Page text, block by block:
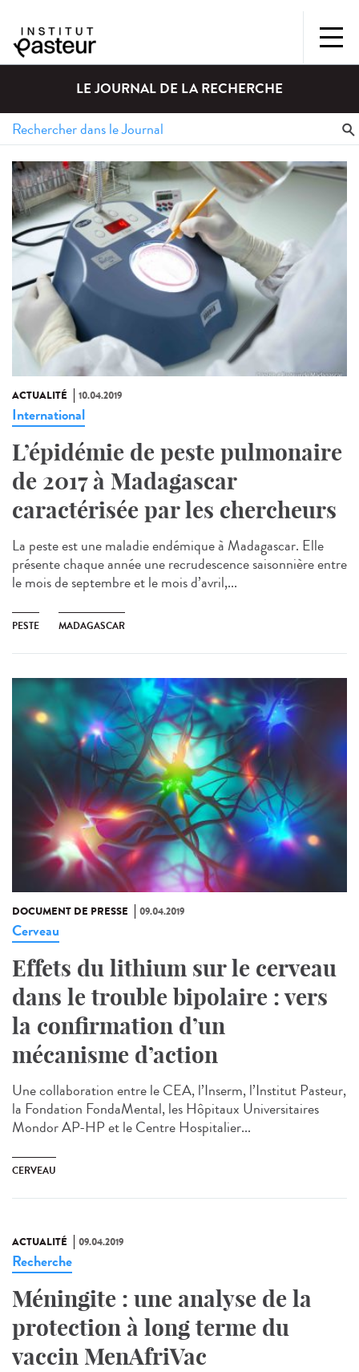
LE JOURNAL DE LA RECHERCHE
ACTUALITÉ 10.04.2019
International
L’épidémie de peste pulmonaire
de 2017 à Madagascar
caractérisée par les chercheurs
La peste est une maladie endémique à Madagascar. Elle
présente chaque année une recrudescence saisonnière entre
le mois de septembre et le mois d’avril,...
PESTE MADAGASCAR
DOCUMENT DE PRESSE 09.04.2019
Cerveau
Effets du lithium sur le cerveau
dans le trouble bipolaire : vers
la confirmation d’un
mécanisme d’action
Une collaboration entre le CEA, l’Inserm, l’Institut Pasteur,
la Fondation FondaMental, les Hôpitaux Universitaires
Mondor AP-HP et le Centre Hospitalier...
CERVEAU
ACTUALITÉ 09.04.2019
Recherche
Méningite : une analyse de la
protection à long terme du
vaccin MenAfriVac